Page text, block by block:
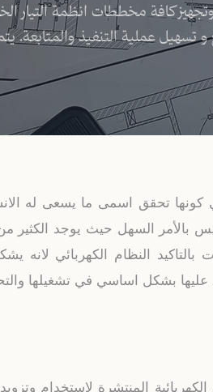
كافة مخططات انظمة التيار
و تسهيل عملية التنفيذ
كونها تحقق اسمى ما يسعى له
ليس بالأمر السهل حيث يوجد الكثير
بالتاكيد النظام الكهربائي
عليها بشكل اساسي في تشغيلها
المنتشرة لاستخدام